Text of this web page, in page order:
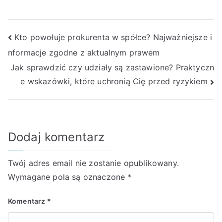
Nawigacja
wpisu
Kto powołuje prokurenta w spółce? Najważniejsze i
nformacje zgodne z aktualnym prawem
Jak sprawdzić czy udziały są zastawione? Praktyczn
e wskazówki, które uchronią Cię przed ryzykiem
Dodaj komentarz
Twój adres email nie zostanie opublikowany.
Wymagane pola są oznaczone *
Komentarz *